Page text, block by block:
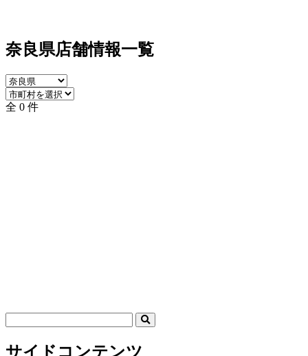
奈良県店舗情報一覧
全 0 件
サイドコンテンツ